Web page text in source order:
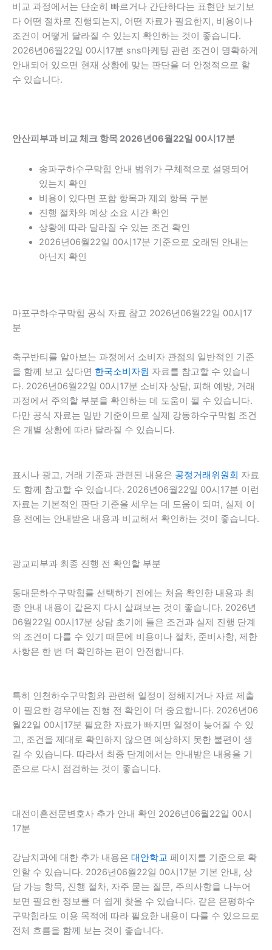
비교 과정에서는 단순히 빠르거나 간단하다는 표현만 보기보
다 어떤 절차로 진행되는지, 어떤 자료가 필요한지, 비용이나
조건이 어떻게 달라질 수 있는지 확인하는 것이 좋습니다.
2026년06월22일 00시17분 sns마케팅 관련 조건이 명확하게
안내되어 있으면 현재 상황에 맞는 판단을 더 안정적으로 할
수 있습니다.
안산피부과 비교 체크 항목 2026년06월22일 00시17분
송파구하수구막힘 안내 범위가 구체적으로 설명되어
있는지 확인
비용이 있다면 포함 항목과 제외 항목 구분
진행 절차와 예상 소요 시간 확인
상황에 따라 달라질 수 있는 조건 확인
2026년06월22일 00시17분 기준으로 오래된 안내는
아닌지 확인
마포구하수구막힘 공식 자료 참고 2026년06월22일 00시17
분
축구반티를 알아보는 과정에서 소비자 관점의 일반적인 기준
을 함께 보고 싶다면 한국소비자원 자료를 참고할 수 있습니
다. 2026년06월22일 00시17분 소비자 상담, 피해 예방, 거래
과정에서 주의할 부분을 확인하는 데 도움이 될 수 있습니다.
다만 공식 자료는 일반 기준이므로 실제 강동하수구막힘 조건
은 개별 상황에 따라 달라질 수 있습니다.
표시나 광고, 거래 기준과 관련된 내용은 공정거래위원회 자료
도 함께 참고할 수 있습니다. 2026년06월22일 00시17분 이런
자료는 기본적인 판단 기준을 세우는 데 도움이 되며, 실제 이
용 전에는 안내받은 내용과 비교해서 확인하는 것이 좋습니다.
광교피부과 최종 진행 전 확인할 부분
동대문하수구막힘를 선택하기 전에는 처음 확인한 내용과 최
종 안내 내용이 같은지 다시 살펴보는 것이 좋습니다. 2026년
06월22일 00시17분 상담 초기에 들은 조건과 실제 진행 단계
의 조건이 다를 수 있기 때문에 비용이나 절차, 준비사항, 제한
사항은 한 번 더 확인하는 편이 안전합니다.
특히 인천하수구막힘와 관련해 일정이 정해지거나 자료 제출
이 필요한 경우에는 진행 전 확인이 더 중요합니다. 2026년06
월22일 00시17분 필요한 자료가 빠지면 일정이 늦어질 수 있
고, 조건을 제대로 확인하지 않으면 예상하지 못한 불편이 생
길 수 있습니다. 따라서 최종 단계에서는 안내받은 내용을 기
준으로 다시 점검하는 것이 좋습니다.
대전이혼전문변호사 추가 안내 확인 2026년06월22일 00시
17분
강남치과에 대한 추가 내용은 대안학교 페이지를 기준으로 확
인할 수 있습니다. 2026년06월22일 00시17분 기본 안내, 상
담 가능 항목, 진행 절차, 자주 묻는 질문, 주의사항을 나누어
보면 필요한 정보를 더 쉽게 찾을 수 있습니다. 같은 은평하수
구막힘라도 이용 목적에 따라 필요한 내용이 다를 수 있으므로
전체 흐름을 함께 보는 것이 좋습니다.